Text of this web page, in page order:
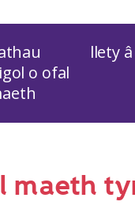
o ofal
llety
maeth